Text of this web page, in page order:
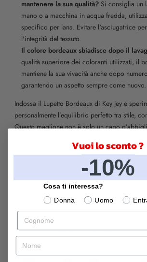
mantenere la sua qualità? Si consiglia un
mano o a macchina in acqua fredda,
specifico per lana. Evitare l'asciugatrice
l'integrità del tessuto.
Il colore bordeaux sbiadisce dopo il
qualità superiore dei coloranti utilizzati, il
mantiene la sua vivacità anche dopo
garantendo un aspetto sempre come nuovo.
Indossa il Lupetto Bordeaux di Key Jey e
personalmente l’equilibrio perfetto tra stile,
Questo maglione non è solo un capo
dichiarazione di stile inconfondibile. Non
di arricchire il tuo guardaroba con un pezzo
( 5 altri prodotti nella stessa
Vuoi lo sconto ?
-10%
Cosa ti interessa?
Donna
Uomo
Cognome
nome